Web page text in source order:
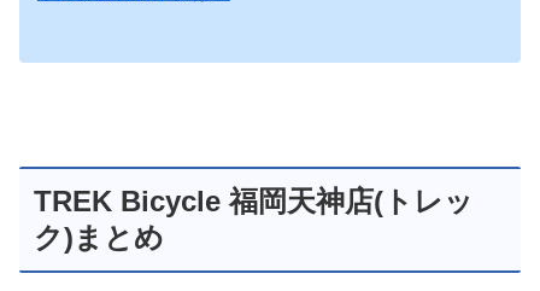
TREK Bicycle 福岡天神店(トレッ
ク)まとめ